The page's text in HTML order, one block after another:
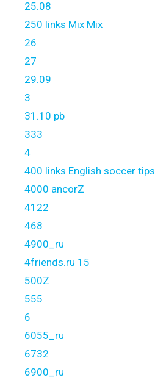
25.08
250 links Mix Mix
26
27
29.09
3
31.10 pb
333
4
400 links English soccer tips
4000 ancorZ
4122
468
4900_ru
4friends.ru 15
500Z
555
6
6055_ru
6732
6900_ru